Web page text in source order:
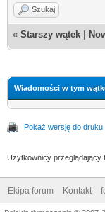
Szukaj
« Starszy wątek
Wiadomości w tym
Pokaż wersję do druku
Użytkownicy przeglądający
Ekipa forum Kontakt